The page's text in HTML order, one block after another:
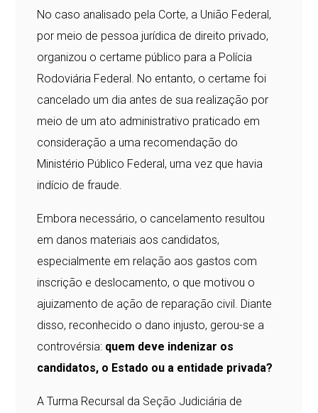
No caso analisado pela Corte, a União Federal,
por meio de pessoa jurídica de direito privado,
organizou o certame público para a Polícia
Rodoviária Federal. No entanto, o certame foi
cancelado um dia antes de sua realização por
meio de um ato administrativo praticado em
consideração a uma recomendação do
Ministério Público Federal, uma vez que havia
indício de fraude.
Embora necessário, o cancelamento resultou
em danos materiais aos candidatos,
especialmente em relação aos gastos com
inscrição e deslocamento, o que motivou o
ajuizamento de ação de reparação civil. Diante
disso, reconhecido o dano injusto, gerou-se a
controvérsia: quem deve indenizar os
candidatos, o Estado ou a entidade privada?
A Turma Recursal da Seção Judiciária de